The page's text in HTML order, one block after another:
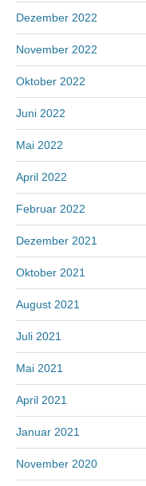
Dezember 2022
November 2022
Oktober 2022
Juni 2022
Mai 2022
April 2022
Februar 2022
Dezember 2021
Oktober 2021
August 2021
Juli 2021
Mai 2021
April 2021
Januar 2021
November 2020